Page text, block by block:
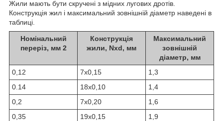
Жили мають бути скручені з мідних лугових дротів.
Конструкція жил і максимальний зовнішній діаметр наведені в
таблиці.
Номінальний
переріз, мм 2
Конструкція
жили, Nxd, мм
Максимальний
зовнішній
діаметр, мм
0,12
7х0,15
1,3
0.14
18х0,10
1,4
0,2
7х0,20
1,6
0,35
19х0,15
1,9